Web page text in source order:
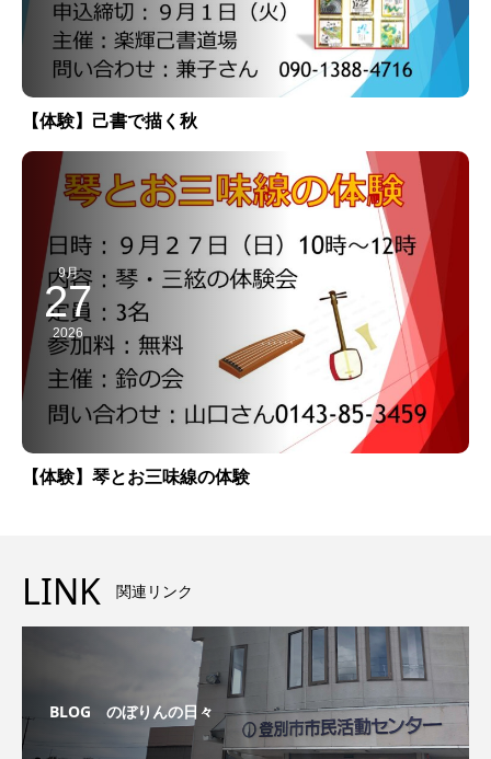
【体験】己書で描く秋
9月
27
2026
【体験】琴とお三味線の体験
LINK 関連リンク
BLOG のぼりんの日々